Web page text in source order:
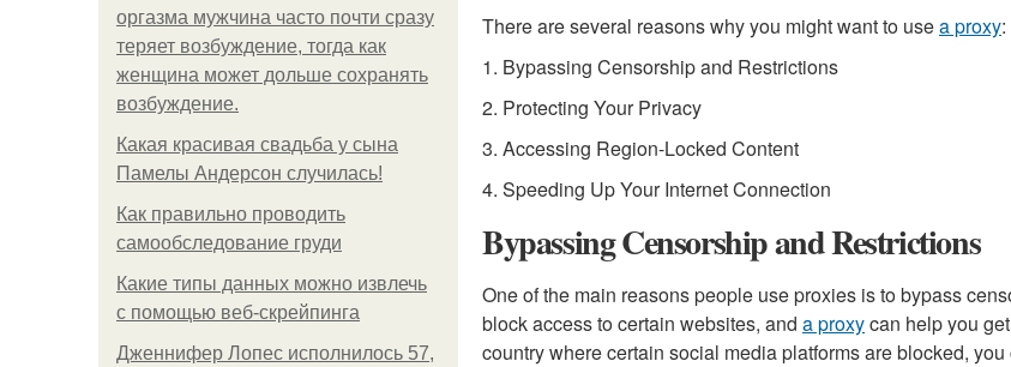
оргазма мужчина часто почти сразу
теряет возбуждение, тогда как
женщина может дольше сохранять
возбуждение.
Какая красивая свадьба у сына
Памелы Андерсон случилась!
Как правильно проводить
самообследование груди
Какие типы данных можно извлечь
с помощью веб-скрейпинга
Дженнифер Лопес исполнилось 57,
There are several reasons why you might want to usea proxy:
1. Bypassing Censorship and Restrictions
2. Protecting Your Privacy
3. Accessing Region-Locked Content
4. Speeding Up Your Internet Connection
Bypassing Censorship and Restrictions
One of the main reasons people use proxies is to bypass
block access to certain websites, and a proxycan help you
country where certain social media platforms are blocked, you